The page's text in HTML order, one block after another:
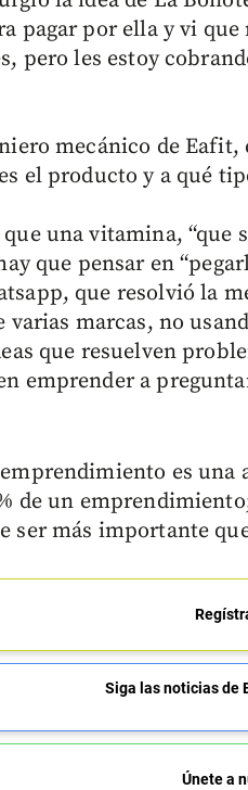
pagar por ella y vi
pero les estoy
mecánico de
el producto y a qué
una vitamina,
que pensar en
que resolvió la
varias marcas, no
que resuelven
emprender a
es una
de un
ser más importante
Siga las noticias de
Únete a